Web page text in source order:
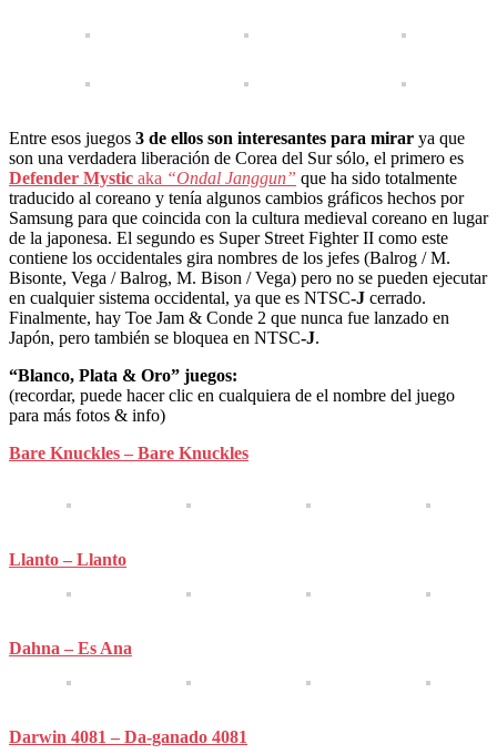
Entre esos juegos 3 de ellos son interesantes para mirar ya que
son una verdadera liberación de Corea del Sur sólo, el primero es
Defender Mystic aka “Ondal Janggun” que ha sido totalmente
traducido al coreano y tenía algunos cambios gráficos hechos por
Samsung para que coincida con la cultura medieval coreano en lugar
de la japonesa. El segundo es Super Street Fighter II como este
contiene los occidentales gira nombres de los jefes (Balrog / M.
Bisonte, Vega / Balrog, M. Bison / Vega) pero no se pueden ejecutar
en cualquier sistema occidental, ya que es NTSC-J cerrado.
Finalmente, hay Toe Jam & Conde 2 que nunca fue lanzado en
Japón, pero también se bloquea en NTSC-J.
“Blanco, Plata & Oro” juegos:
(recordar, puede hacer clic en cualquiera de el nombre del juego
para más fotos & info)
Bare Knuckles – Bare Knuckles
Llanto – Llanto
Dahna – Es Ana
Darwin 4081 – Da-ganado 4081